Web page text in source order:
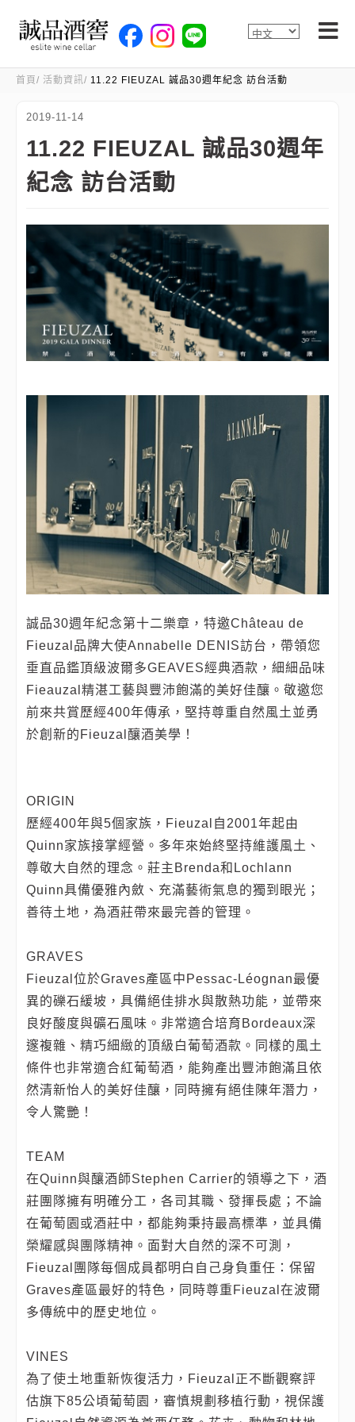
首頁 活動資訊 11.22 FIEUZAL 誠品30週年紀念 訪台活動
2019-11-14
11.22 FIEUZAL 誠品30週年
紀念 訪台活動
誠品30週年紀念第十二樂章，特邀Château de
Fieuzal品牌大使Annabelle DENIS訪台，帶領您
垂直品鑑頂級波爾多GEAVES經典酒款，細細品味
Fieauzal精湛工藝與豐沛飽滿的美好佳釀。敬邀您
前來共賞歷經400年傳承，堅持尊重自然風土並勇
於創新的Fieuzal釀酒美學！
ORIGIN
歷經400年與5個家族，Fieuzal自2001年起由
Quinn家族接掌經營。多年來始終堅持維護風土、
尊敬大自然的理念。莊主Brenda和Lochlann
Quinn具備優雅內斂、充滿藝術氣息的獨到眼光；
善待土地，為酒莊帶來最完善的管理。
GRAVES
Fieuzal位於Graves產區中Pessac-Léognan最優
異的礫石緩坡，具備絕佳排水與散熱功能，並帶來
良好酸度與礦石風味。非常適合培育Bordeaux深
邃複雜、精巧細緻的頂級白葡萄酒款。同樣的風土
條件也非常適合紅葡萄酒，能夠產出豐沛飽滿且依
然清新怡人的美好佳釀，同時擁有絕佳陳年潛力，
令人驚艷！
TEAM
在Quinn與釀酒師Stephen Carrier的領導之下，酒
莊團隊擁有明確分工，各司其職、發揮長處；不論
在葡萄園或酒莊中，都能夠秉持最高標準，並具備
榮耀感與團隊精神。面對大自然的深不可測，
Fieuzal團隊每個成員都明白自己身負重任：保留
Graves產區最好的特色，同時尊重Fieuzal在波爾
多傳統中的歷史地位。
VINES
為了使土地重新恢復活力，Fieuzal正不斷觀察評
估旗下85公頃葡萄園，審慎規劃移植行動，視保護